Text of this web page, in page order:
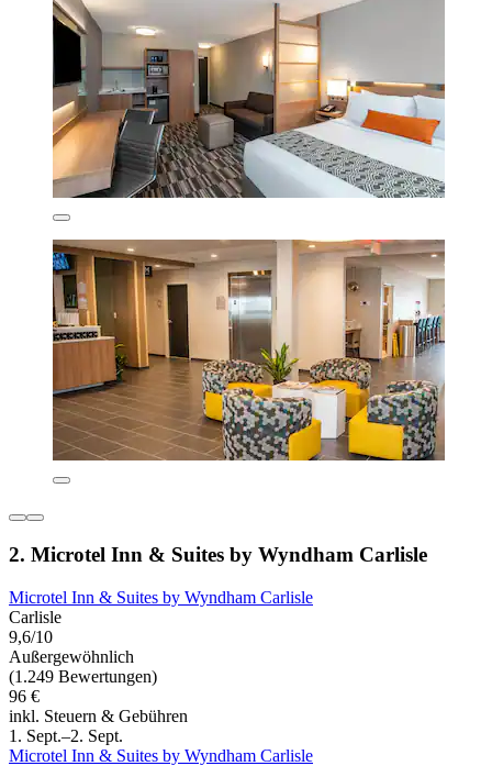
2. Microtel Inn & Suites by Wyndham Carlisle
Microtel Inn & Suites by Wyndham Carlisle
Carlisle
9,6/10
Außergewöhnlich
(1.249 Bewertungen)
96 €
inkl. Steuern & Gebühren
1. Sept.–2. Sept.
Microtel Inn & Suites by Wyndham Carlisle